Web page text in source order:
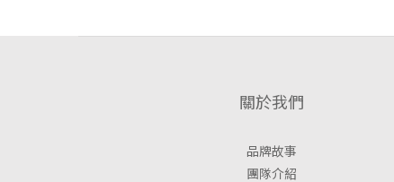
關於我們
品牌故事
團隊介紹